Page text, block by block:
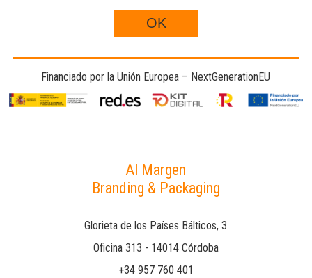
Financiado por la Unión Europea – NextGenerationEU
Al Margen
Branding & Packaging
Glorieta de los Países Bálticos, 3
Oficina 313 - 14014 Córdoba
+34 957 760 401